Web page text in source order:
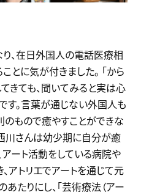
、在日外国人の電話医療相
とに気が付きました。 「から
きても、聞いてみると実は心
す。言葉が通じない外国人も
のもので癒やすことができな
川さんは幼少期に自分が癒
ート活動をしている病院や
アトリエでアートを通じて元
たりにし、「芸術療法（アー